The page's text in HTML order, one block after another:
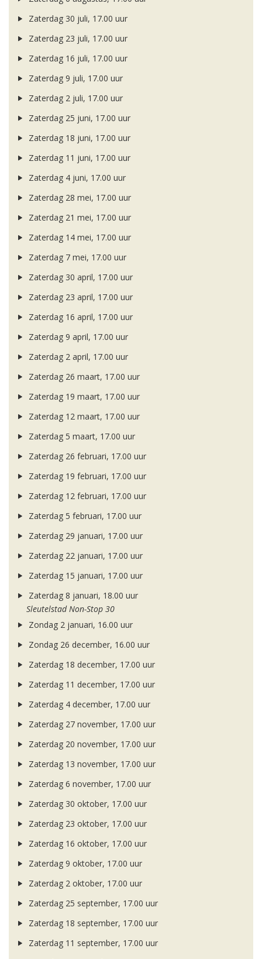
Zaterdag 30 juli, 17.00 uur
Zaterdag 23 juli, 17.00 uur
Zaterdag 16 juli, 17.00 uur
Zaterdag 9 juli, 17.00 uur
Zaterdag 2 juli, 17.00 uur
Zaterdag 25 juni, 17.00 uur
Zaterdag 18 juni, 17.00 uur
Zaterdag 11 juni, 17.00 uur
Zaterdag 4 juni, 17.00 uur
Zaterdag 28 mei, 17.00 uur
Zaterdag 21 mei, 17.00 uur
Zaterdag 14 mei, 17.00 uur
Zaterdag 7 mei, 17.00 uur
Zaterdag 30 april, 17.00 uur
Zaterdag 23 april, 17.00 uur
Zaterdag 16 april, 17.00 uur
Zaterdag 9 april, 17.00 uur
Zaterdag 2 april, 17.00 uur
Zaterdag 26 maart, 17.00 uur
Zaterdag 19 maart, 17.00 uur
Zaterdag 12 maart, 17.00 uur
Zaterdag 5 maart, 17.00 uur
Zaterdag 26 februari, 17.00 uur
Zaterdag 19 februari, 17.00 uur
Zaterdag 12 februari, 17.00 uur
Zaterdag 5 februari, 17.00 uur
Zaterdag 29 januari, 17.00 uur
Zaterdag 22 januari, 17.00 uur
Zaterdag 15 januari, 17.00 uur
Zaterdag 8 januari, 18.00 uur
Sleutelstad Non-Stop 30
Zondag 2 januari, 16.00 uur
Zondag 26 december, 16.00 uur
Zaterdag 18 december, 17.00 uur
Zaterdag 11 december, 17.00 uur
Zaterdag 4 december, 17.00 uur
Zaterdag 27 november, 17.00 uur
Zaterdag 20 november, 17.00 uur
Zaterdag 13 november, 17.00 uur
Zaterdag 6 november, 17.00 uur
Zaterdag 30 oktober, 17.00 uur
Zaterdag 23 oktober, 17.00 uur
Zaterdag 16 oktober, 17.00 uur
Zaterdag 9 oktober, 17.00 uur
Zaterdag 2 oktober, 17.00 uur
Zaterdag 25 september, 17.00 uur
Zaterdag 18 september, 17.00 uur
Zaterdag 11 september, 17.00 uur